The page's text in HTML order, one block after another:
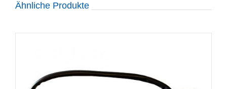
Ähnliche Produkte